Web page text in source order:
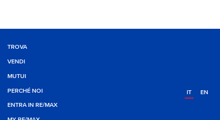
TROVA
VENDI
MUTUI
PERCHÉ NOI
ENTRA IN RE/MAX
IT EN